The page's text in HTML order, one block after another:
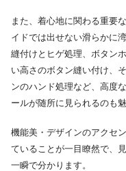
また、着心地に関わる重要
イドでは出せない滑らかに
縫付けとヒゲ処理、ボタン
い高さのボタン縫い付け、
ンのハンド処理など、高度
ールが随所に見られるのも魅
機能美・デザインのアクセ
ていることが一目瞭然で、
一瞬で分かります。